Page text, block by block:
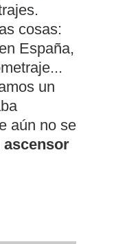
cosas:
España,
un
aún no se
ascensor